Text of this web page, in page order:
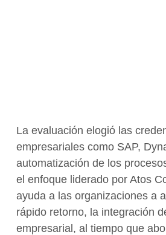
La evaluación elogió las
empresariales como SAP,
automatización de los
el enfoque liderado por Atos
ayuda a las organizaciones a
rápido retorno, la integración
empresarial, al tiempo que